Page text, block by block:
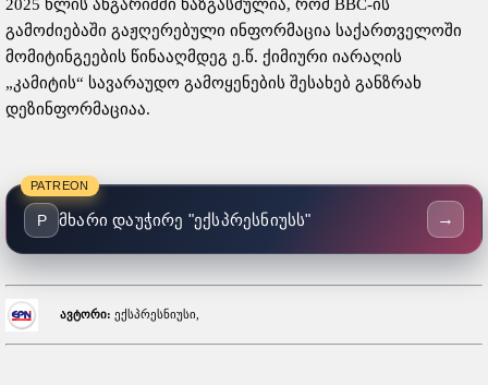
2025 წლის ანგარიშში ხაზგასმულია, რომ BBC-ის
გამოძიებაში გაჟღერებული ინფორმაცია საქართველოში
მომიტინგეების წინააღმდეგ ე.წ. ქიმიური იარაღის
„კამიტის“ სავარაუდო გამოყენების შესახებ განზრახ
დეზინფორმაციაა.
PATREON
P მხარი დაუჭირე "ექსპრესნიუსს" →
ავტორი: ექსპრესნიუსი,